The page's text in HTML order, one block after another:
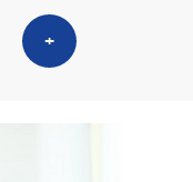
+